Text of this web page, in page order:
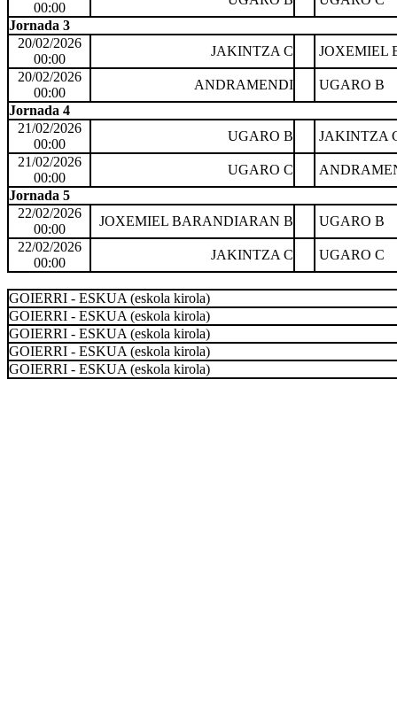
00:00
Jornada 3
20/02/2026
00:00
JAKINTZA C
JOXEMIEL
20/02/2026
00:00
ANDRAMENDI
UGARO B
Jornada 4
21/02/2026
00:00
UGARO B
JAKINTZA
21/02/2026
00:00
UGARO C
Jornada 5
22/02/2026
00:00
JOXEMIEL BARANDIARAN B
UGARO B
22/02/2026
00:00
JAKINTZA C UGARO C
GOIERRI - ESKUA (eskola kirola)
GOIERRI - ESKUA (eskola kirola)
GOIERRI - ESKUA (eskola kirola)
GOIERRI - ESKUA (eskola kirola)
GOIERRI - ESKUA (eskola kirola)